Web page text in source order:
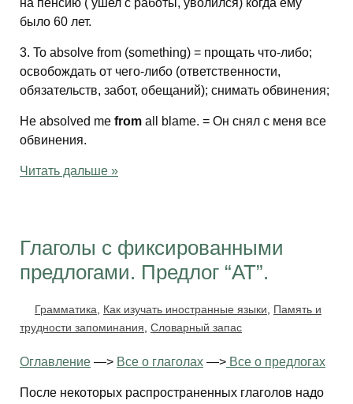
на пенсию ( ушел с работы, уволился) когда ему
было 60 лет.
3. To absolve from (something) = прощать что-либо;
освобождать от чего-либо (ответственности,
обязательств, забот, обещаний); снимать обвинения;
He absolved me from all blame. = Он снял с меня все
обвинения.
Читать дальше »
Глаголы с фиксированными
предлогами. Предлог “AT”.
Грамматика Как изучать иностранные языки
Память и
трудности запоминания Словарный запас
Оглавление —> Все о глаголах —> Все о предлогах
После некоторых распространенных глаголов надо